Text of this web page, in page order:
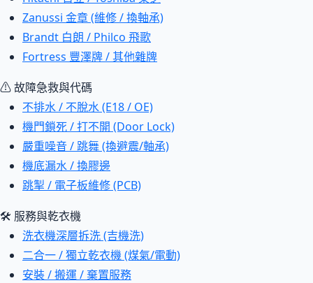
Zanussi 金章 (維修 / 換軸承)
Brandt 白朗 / Philco 飛歌
Fortress 豐澤牌 / 其他雜牌
⚠ 故障急救與代碼
不排水 / 不脫水 (E18 / OE)
機門鎖死 / 打不開 (Door Lock)
嚴重噪音 / 跳舞 (換避震/軸承)
機底漏水 / 換膠邊
跳掣 / 電子板維修 (PCB)
🛠 服務與乾衣機
洗衣機深層拆洗 (吉機洗)
二合一 / 獨立乾衣機 (煤氣/電動)
安裝 / 搬運 / 棄置服務